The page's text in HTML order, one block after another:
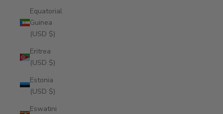
Equatorial
Guinea
(USD $)
Eritrea
(USD $)
Estonia
(USD $)
Eswatini